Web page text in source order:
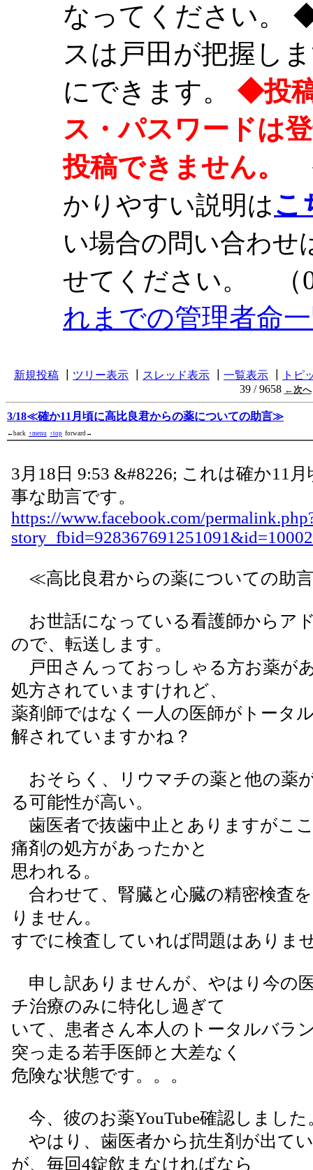
なってください。
スは戸田が把握し
にできます。 ◆投
ス・パスワードは
投稿できません。
かりやすい説明はこ
い場合の問い合わせ
せてください。
（
れまでの管理者命
新規投稿 ツリー表示 スレッド表示 一覧表示
トピ
39 / 9658 ←次へ
3/18≪確か11月頃に高比良君からの薬についての助言≫
←back ↑menu ↑top forward→
3月18日 9:53 &#8226; これは確か11
事な助言です。
https://www.facebook.com/
≪高比良君からの薬についての助
お世話になっている看護師からア
ので、転送します。
戸田さんっておっしゃる方お薬が
処方されていますけれど、
薬剤師ではなく一人の医師がトータ
解されていますかね？
おそらく、リウマチの薬と他の薬
る可能性が高い。
歯医者で抜歯中止とありますがこ
痛剤の処方があったかと
思われる。
合わせて、腎臓と心臓の精密検査
りません。
すでに検査していれば問題はありま
申し訳ありませんが、やはり今の
チ治療のみに特化し過ぎて
いて、患者さん本人のトータルバラ
突っ走る若手医師と大差なく
危険な状態です。。。
今、彼のお薬YouTube確認しました
やはり、歯医者から抗生剤が出て
が、毎回4錠飲まなければなら